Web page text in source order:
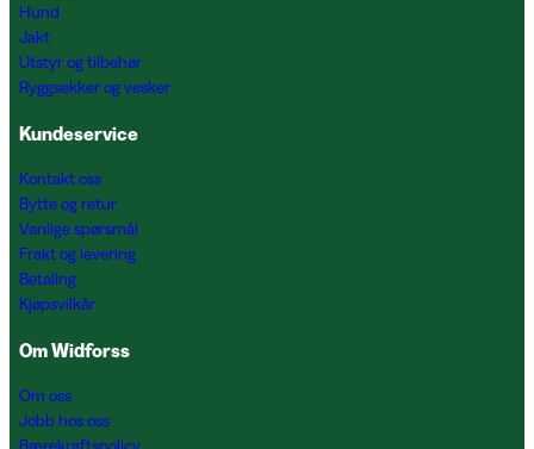
Hund
Jakt
Utstyr og tilbehør
Ryggsekker og vesker
Kundeservice
Kontakt oss
Bytte og retur
Vanlige spørsmål
Frakt og levering
Betaling
Kjøpsvilkår
Om Widforss
Om oss
Jobb hos oss